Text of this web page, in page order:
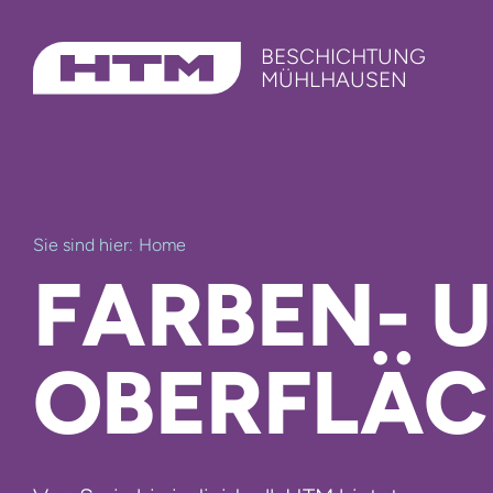
content
BESCHICHTUNG
MÜHLHAUSEN
Sie sind hier: Home
FARBEN-